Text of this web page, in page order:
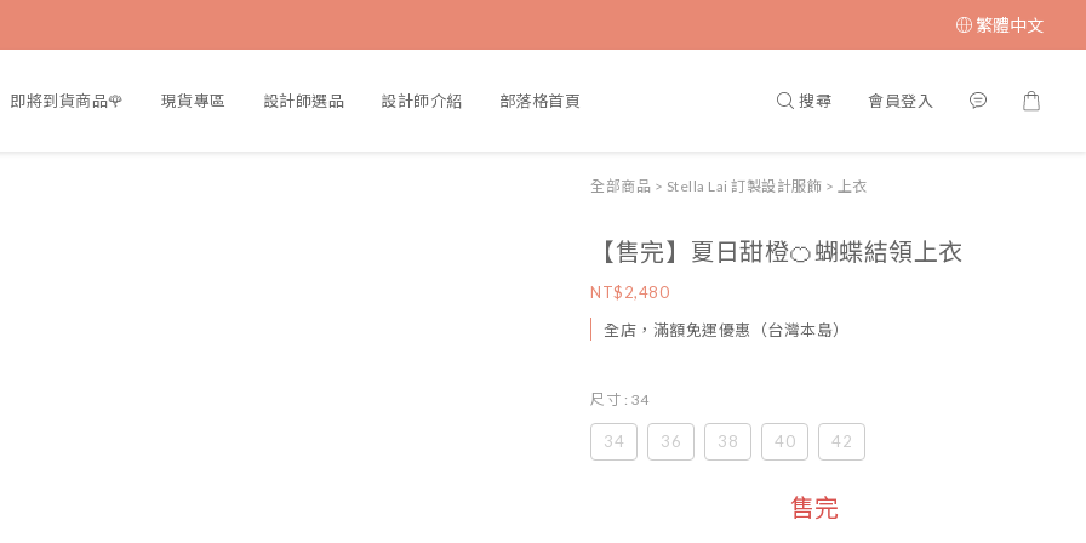
繁體中文
即將到貨商品🌹 現貨專區 設計師選品 設計師介紹 部落格首頁 搜尋 會員登入
全部商品 > Stella Lai 訂製設計服飾 > 上衣
【售完】夏日甜橙🍊蝴蝶結領上衣
NT$2,480
全店，滿額免運優惠（台灣本島）
尺寸 : 34
34 36 38 40 42
售完